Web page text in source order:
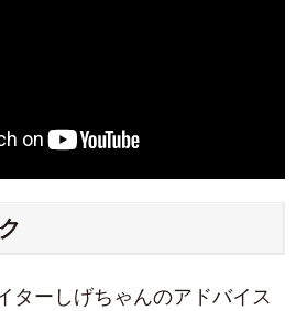
ターしげちゃんのアドバイス